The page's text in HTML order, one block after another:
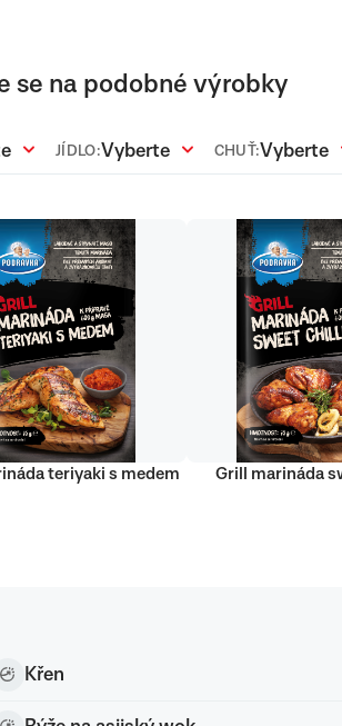
se na podobné výrobky
JÍDLO:Vyberte CHUŤ:Vyberte
teriyaki s medem Grill marináda
Křen